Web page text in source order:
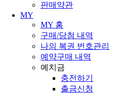
판매약관
MY
MY 홈
구매/당첨 내역
나의 복권 번호관리
예약구매 내역
예치금
충전하기
출금신청